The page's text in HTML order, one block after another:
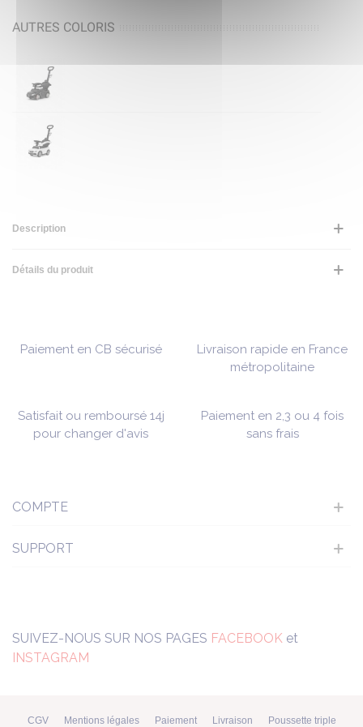
AUTRES COLORIS
Description
Détails du produit
Paiement en CB sécurisé
Livraison rapide en France
métropolitaine
Satisfait ou remboursé 14j
pour changer d'avis
Paiement en 2,3 ou 4 fois
sans frais
SUIVEZ-NOUS SUR NOS PAGES FACEBOOK et
INSTAGRAM
COMPTE
SUPPORT
CGV Mentions légales Paiement Livraison Poussette triple